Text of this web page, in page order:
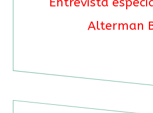
Alterman